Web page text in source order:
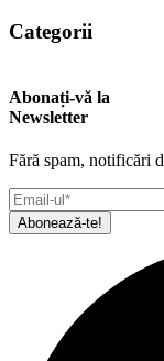
Categorii
Abonați-vă la
Newsletter
Fără spam, notificări
Abonează-te!